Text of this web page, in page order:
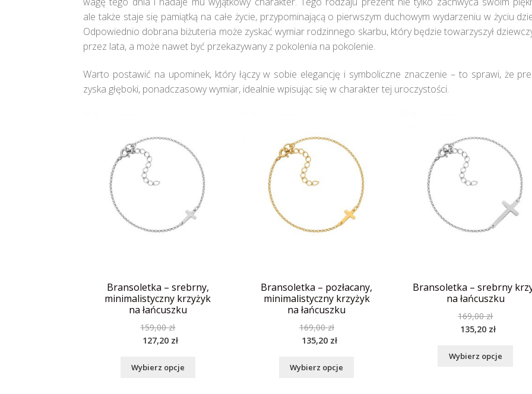
ale także staje się pamiątką na całe życie, przypominającą o pierwszym duchowym wydarzeniu w życiu
Odpowiednio dobrana biżuteria może zyskać wymiar rodzinnego skarbu, który będzie towarzyszył
przez lata, a może nawet być przekazywany z pokolenia na pokolenie.
Warto postawić na upominek, który łączy w sobie elegancję i symboliczne znaczenie – to sprawi, że
zyska głęboki, ponadczasowy wymiar, idealnie wpisując się w charakter tej uroczystości.
Bransoletka – srebrny,
minimalistyczny krzyżyk
na łańcuszku
159,00zł
127,20 zł
Wybierz opcje
Bransoletka – pozłacany,
minimalistyczny krzyżyk
na łańcuszku
169,00zł
135,20 zł
Wybierz opcje
Bransoletka – srebrny
na łańcuszku
169,00zł
135,20 zł
Wybierz opcje